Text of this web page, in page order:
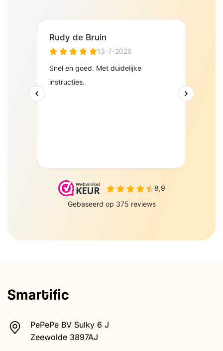
PePePe BV Sulky 6 J
Zeewolde 3897AJ